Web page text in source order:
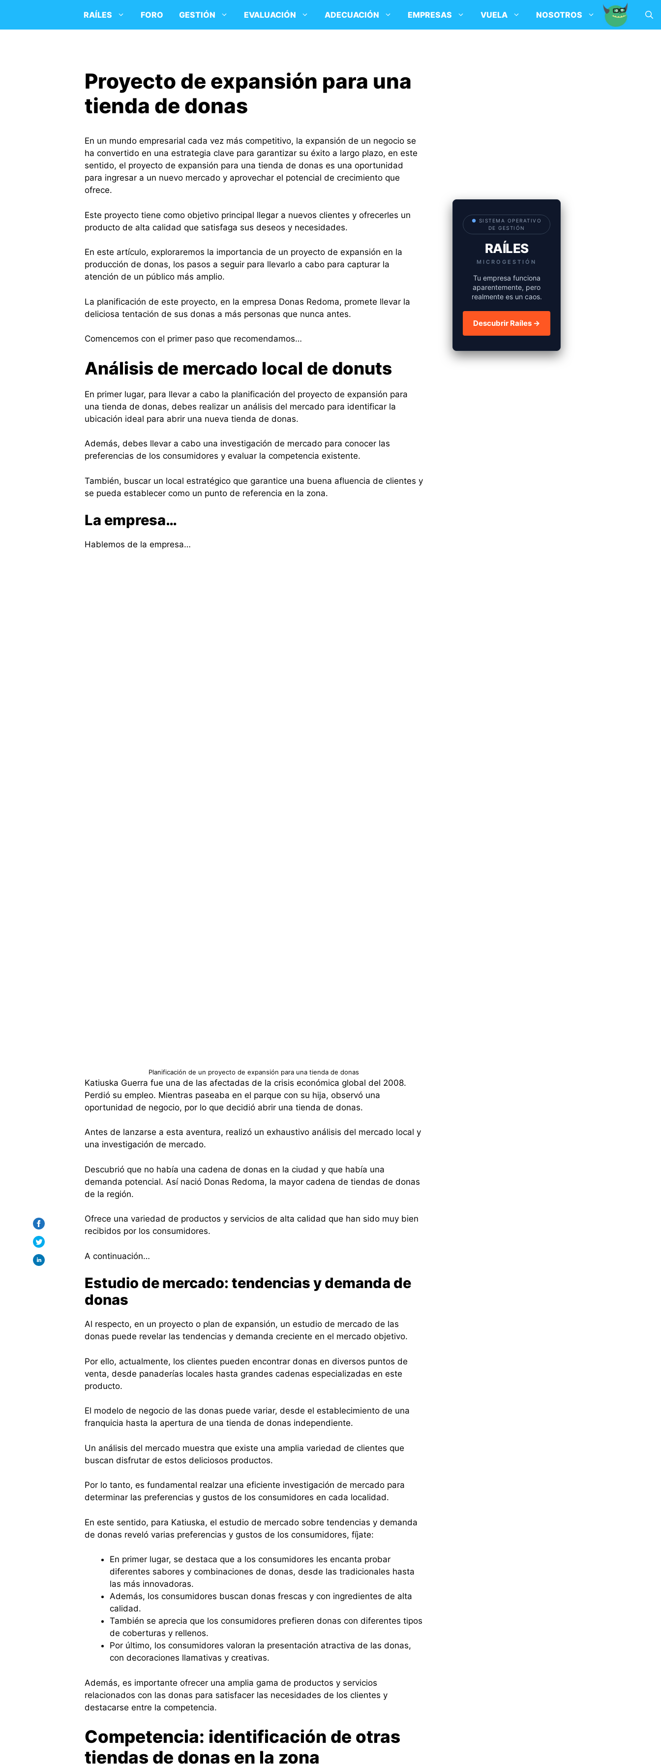
contenido
RAÍLES FORO GESTIÓN EVALUACIÓN ADECUACIÓN EMPRESAS VUELA NOSOTROS
Proyecto de expansión para una
tienda de donas
En un mundo empresarial cada vez más competitivo, la expansión de un negocio se
ha convertido en una estrategia clave para garantizar su éxito a largo plazo, en este
sentido, el proyecto de expansión para una tienda de donas es una oportunidad
para ingresar a un nuevo mercado y aprovechar el potencial de crecimiento que
ofrece.
Este proyecto tiene como objetivo principal llegar a nuevos clientes y ofrecerles un
producto de alta calidad que satisfaga sus deseos y necesidades.
En este artículo, exploraremos la importancia de un proyecto de expansión en la
producción de donas, los pasos a seguir para llevarlo a cabo para capturar la
atención de un público más amplio.
La planificación de este proyecto, en la empresa Donas Redoma, promete llevar la
deliciosa tentación de sus donas a más personas que nunca antes.
Comencemos con el primer paso que recomendamos…
Análisis de mercado local de donuts
En primer lugar, para llevar a cabo la planificación del proyecto de expansión para
una tienda de donas, debes realizar un análisis del mercado para identificar la
ubicación ideal para abrir una nueva tienda de donas.
Además, debes llevar a cabo una investigación de mercado para conocer las
preferencias de los consumidores y evaluar la competencia existente.
También, buscar un local estratégico que garantice una buena afluencia de clientes y
se pueda establecer como un punto de referencia en la zona.
La empresa…
Hablemos de la empresa…
Planificación de un proyecto de expansión para una tienda de donas
Katiuska Guerra fue una de las afectadas de la crisis económica global del 2008.
Perdió su empleo. Mientras paseaba en el parque con su hija, observó una
oportunidad de negocio, por lo que decidió abrir una tienda de donas.
Antes de lanzarse a esta aventura, realizó un exhaustivo análisis del mercado local y
una investigación de mercado.
Descubrió que no había una cadena de donas en la ciudad y que había una
demanda potencial. Así nació Donas Redoma, la mayor cadena de tiendas de donas
de la región.
Ofrece una variedad de productos y servicios de alta calidad que han sido muy bien
recibidos por los consumidores.
A continuación…
Estudio de mercado: tendencias y demanda de
donas
Al respecto, en un proyecto o plan de expansión, un estudio de mercado de las
donas puede revelar las tendencias y demanda creciente en el mercado objetivo.
Por ello, actualmente, los clientes pueden encontrar donas en diversos puntos de
venta, desde panaderías locales hasta grandes cadenas especializadas en este
producto.
El modelo de negocio de las donas puede variar, desde el establecimiento de una
franquicia hasta la apertura de una tienda de donas independiente.
Un análisis del mercado muestra que existe una amplia variedad de clientes que
buscan disfrutar de estos deliciosos productos.
Por lo tanto, es fundamental realzar una eficiente investigación de mercado para
determinar las preferencias y gustos de los consumidores en cada localidad.
En este sentido, para Katiuska, el estudio de mercado sobre tendencias y demanda
de donas reveló varias preferencias y gustos de los consumidores, fíjate:
En primer lugar, se destaca que a los consumidores les encanta probar
diferentes sabores y combinaciones de donas, desde las tradicionales hasta
las más innovadoras.
Además, los consumidores buscan donas frescas y con ingredientes de alta
calidad.
También se aprecia que los consumidores prefieren donas con diferentes tipos
de coberturas y rellenos.
Por último, los consumidores valoran la presentación atractiva de las donas,
con decoraciones llamativas y creativas.
Además, es importante ofrecer una amplia gama de productos y servicios
relacionados con las donas para satisfacer las necesidades de los clientes y
destacarse entre la competencia.
Competencia: identificación de otras
tiendas de donas en la zona
● SISTEMA OPERATIVO
DE GESTIÓN
RAÍLES
MICROGESTIÓN
Tu empresa funciona
aparentemente, pero
realmente es un caos.
Descubrir Raíles →